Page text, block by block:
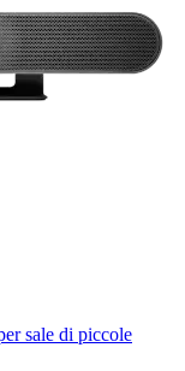
sale di piccole